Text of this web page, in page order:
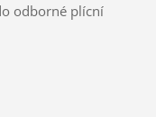
odborné plícní